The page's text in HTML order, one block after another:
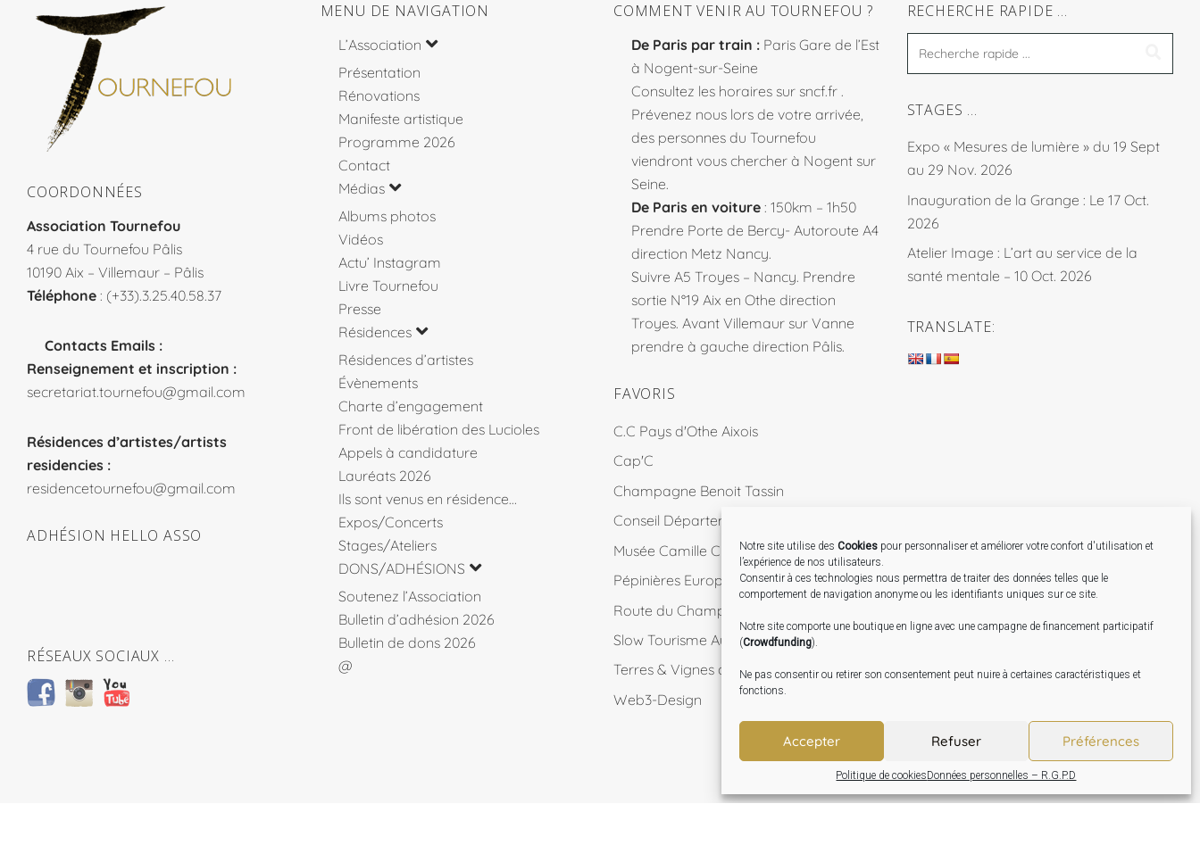
Notre site utilise des Cookies pour personnaliser et améliorer votre confort d'utilisation et
l’expérience de nos utilisateurs.
Consentir à ces technologies nous permettra de traiter des données telles que le
comportement de navigation anonyme ou les identifiants uniques sur ce site.
Notre site comporte une boutique en ligne avec une campagne de financement participatif
(Crowdfunding).
Ne pas consentir ou retirer son consentement peut nuire à certaines caractéristiques et
fonctions.
Accepter Refuser Préférences
Politique de cookiesDonnées personnelles – R.G.P.D
COORDONNÉES
Association Tournefou
4 rue du Tournefou Pâlis
10190 Aix – Villemaur – Pâlis
Téléphone : (+33).3.25.40.58.37
Contacts Emails :
Renseignement et inscription :
secretariat.tournefou@gmail.com
Résidences d’artistes/artists
residencies :
residencetournefou@gmail.com
ADHÉSION HELLO ASSO
RÉSEAUX SOCIAUX …
MENU DE NAVIGATION
L’Association
Présentation
Rénovations
Manifeste artistique
Programme 2026
Contact
Médias
Albums photos
Vidéos
Actu’ Instagram
Livre Tournefou
Presse
Résidences
Résidences d’artistes
Évènements
Charte d’engagement
Front de libération des Lucioles
Appels à candidature
Lauréats 2026
Ils sont venus en résidence…
Expos/Concerts
Stages/Ateliers
DONS/ADHÉSIONS
Soutenez l’Association
Bulletin d’adhésion 2026
Bulletin de dons 2026
@
COMMENT VENIR AU TOURNEFOU ?
De Paris par train : Paris Gare de l’Est
à Nogent-sur-Seine
Consultez les horaires sur sncf.fr .
Prévenez nous lors de votre arrivée,
des personnes du Tournefou
viendront vous chercher à Nogent sur
Seine.
De Paris en voiture : 150km – 1h50
Prendre Porte de Bercy- Autoroute A4
direction Metz Nancy.
Suivre A5 Troyes – Nancy. Prendre
sortie N°19 Aix en Othe direction
Troyes. Avant Villemaur sur Vanne
prendre à gauche direction Pâlis.
FAVORIS
C.C Pays d'Othe Aixois
Cap'C
Champagne Benoit Tassin
Conseil Départemental 10
Musée Camille Claudel
Pépinières Européennes de Création
Route du Champagne
Slow Tourisme Aube
Terres & Vignes de l'Aube
Web3-Design
RECHERCHE RAPIDE …
STAGES …
Expo « Mesures de lumière » du 19 Sept
au 29 Nov. 2026
Inauguration de la Grange : Le 17 Oct.
2026
Atelier Image : L’art au service de la
santé mentale – 10 Oct. 2026
TRANSLATE: